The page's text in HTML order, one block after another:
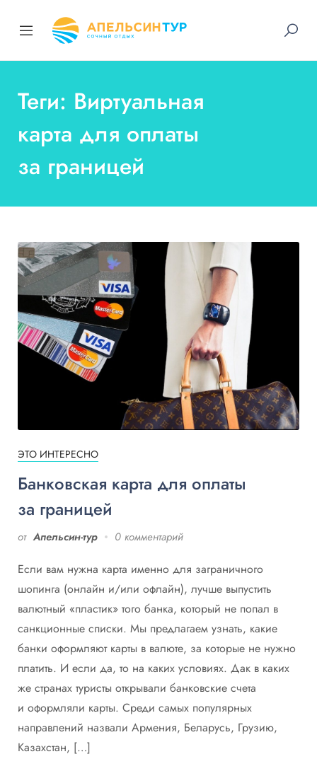
Теги: Виртуальная
карта для оплаты
за границей
ЭТО ИНТЕРЕСНО
Банковская карта для оплаты
за границей
от Апельсин-тур 0 комментарий
Если вам нужна карта именно для заграничного
шопинга (онлайн и/или офлайн), лучше выпустить
валютный «пластик» того банка, который не попал в
санкционные списки. Мы предлагаем узнать, какие
банки оформляют карты в валюте, за которые не нужно
платить. И если да, то на каких условиях. Дак в каких
же странах туристы открывали банковские счета
и оформляли карты. Среди самых популярных
направлений назвали Армения, Беларусь, Грузию,
Казахстан, […]